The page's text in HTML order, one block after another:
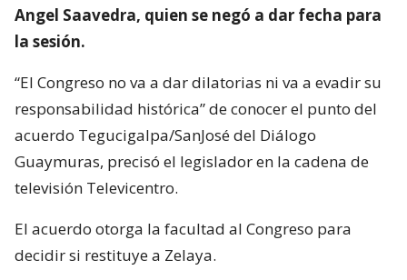
Angel Saavedra, quien se negó a dar fecha para
la sesión.
“El Congreso no va a dar dilatorias ni va a evadir su
responsabilidad histórica” de conocer el punto del
acuerdo Tegucigalpa/SanJosé del Diálogo
Guaymuras, precisó el legislador en la cadena de
televisión Televicentro.
El acuerdo otorga la facultad al Congreso para
decidir si restituye a Zelaya.